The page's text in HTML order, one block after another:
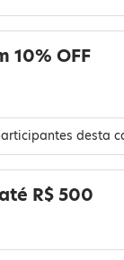
10% OFF
desta
R$ 500